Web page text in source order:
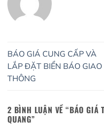
BÁO GIÁ CUNG CẤP VÀ
LẮP ĐẶT BIỂN BÁO GIAO
THÔNG
2 BÌNH LUẬN VỀ “BÁO GIÁ
QUANG”